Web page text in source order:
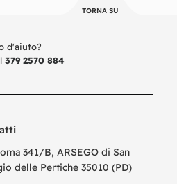
TORNA SU
d'aiuto?
379 2570 884
341/B, ARSEGO di San
delle Pertiche 35010 (PD)